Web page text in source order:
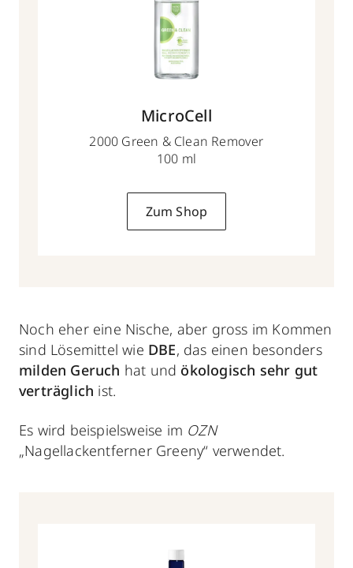
MicroCell
2000 Green & Clean Remover
100 ml
Zum Shop
Noch eher eine Nische, aber gross im Kommen
sind Lösemittel wie DBE, das einen besonders
milden Geruch hat und ökologisch sehr gut
verträglich ist.
Es wird beispielsweise im OZN
„Nagellackentferner Greeny“ verwendet.